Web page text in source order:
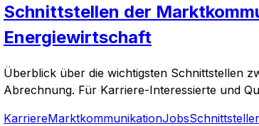
Schnittstellen der
Energiewirtschaft
Überblick über die wichtigsten Schnittstellen
Abrechnung. Für Karriere-Interessierte und
KarriereMarktkommunikationJobs